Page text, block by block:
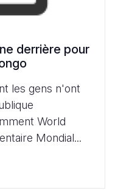
derrière pour
les gens n'ont
World
Mondial...